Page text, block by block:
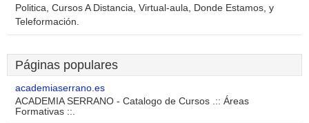
Politica, Cursos A Distancia, Virtual-aula, Donde Estamos, y
Teleformación.
Páginas populares
academiaserrano.es
ACADEMIA SERRANO - Catalogo de Cursos .:: Áreas
Formativas ::.